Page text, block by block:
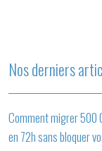
Nos derniers
Comment migrer 500
en 72h sans bloquer